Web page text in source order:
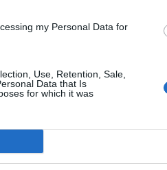
my Personal Data for
Use, Retention, Sale,
Data that Is
for which it was